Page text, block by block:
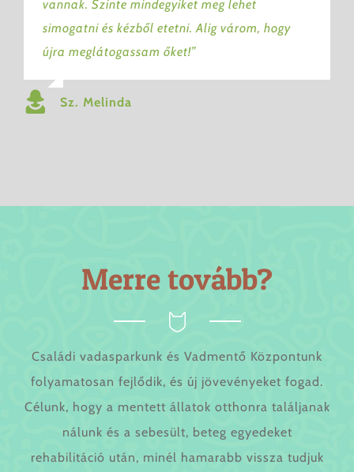
vannak. Szinte mindegyiket meg lehet
simogatni és kézből etetni. Alig várom, hogy
újra meglátogassam őket!”
Sz. Melinda
Merretovább?
Családi vadasparkunk és Vadmentő Központunk
folyamatosan fejlődik, és új jövevényeket fogad.
Célunk, hogy a mentett állatok otthonra találjanak
nálunk és a sebesült, beteg egyedeket
rehabilitáció után, minél hamarabb vissza tudjuk